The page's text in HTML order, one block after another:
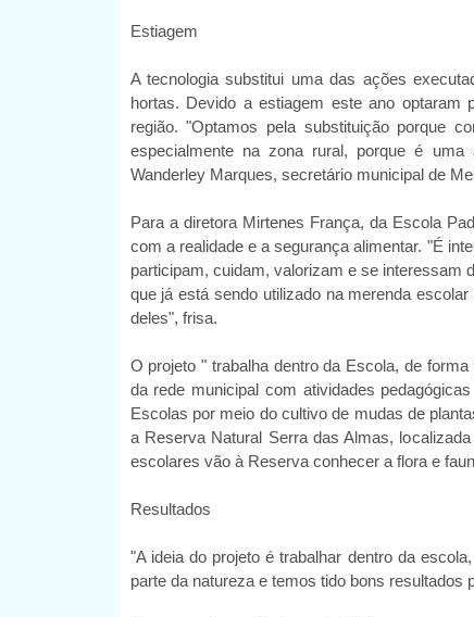
Estiagem
A tecnologia substitui uma das ações
hortas. Devido a estiagem este ano optaram
região. "Optamos pela substituição porque
especialmente na zona rural, porque é
Wanderley Marques, secretário municipal de
Para a diretora Mirtenes França, da Escola
com a realidade e a segurança alimentar. "É
participam, cuidam, valorizam e se interessam
que já está sendo utilizado na merenda
deles", frisa.
O projeto " trabalha dentro da Escola, de
da rede municipal com atividades
Escolas por meio do cultivo de mudas de
a Reserva Natural Serra das Almas,
escolares vão à Reserva conhecer a flora e
Resultados
"A ideia do projeto é trabalhar dentro da
parte da natureza e temos tido bons